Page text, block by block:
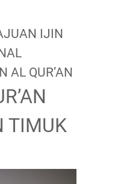
IJIN
AL QUR’AN
TIMUK